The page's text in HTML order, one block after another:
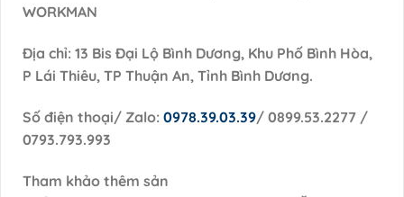
WORKMAN
Địa chỉ: 13 Bis Đại Lộ Bình Dương, Khu Phố Bình Hòa,
P Lái Thiêu, TP Thuận An, Tỉnh Bình Dương.
Số điện thoại/ Zalo: 0978.39.03.39/ 0899.53.2277 /
0793.793.993
Tham khảo thêm sản